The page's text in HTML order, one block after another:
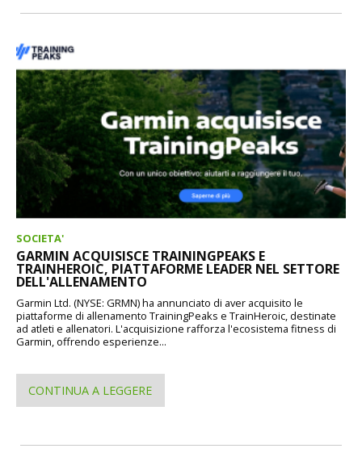
SOCIETA'
GARMIN ACQUISISCE TRAININGPEAKS E
TRAINHEROIC, PIATTAFORME LEADER NEL SETTORE
DELL'ALLENAMENTO
Garmin Ltd. (NYSE: GRMN) ha annunciato di aver acquisito le
piattaforme di allenamento TrainingPeaks e TrainHeroic, destinate
ad atleti e allenatori. L'acquisizione rafforza l'ecosistema fitness di
Garmin, offrendo esperienze...
CONTINUA A LEGGERE